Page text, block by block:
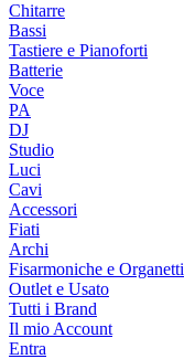
Chitarre
Bassi
Tastiere e Pianoforti
Batterie
Voce
PA
DJ
Studio
Luci
Cavi
Accessori
Fiati
Archi
Fisarmoniche e Organetti
Outlet e Usato
Tutti i Brand
Il mio Account
Entra